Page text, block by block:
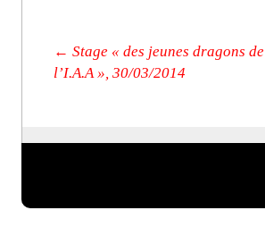
Post navigation
← Stage « des jeunes dragons de
l’I.A.A », 30/03/2014